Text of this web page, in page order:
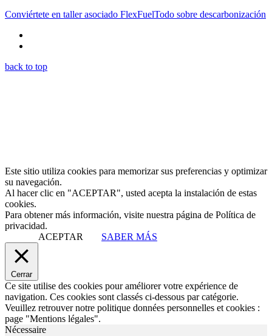
Conviértete en taller asociado FlexFuelTodo sobre descarbonización
back to top
Este sitio utiliza cookies para memorizar sus preferencias y optimizar
su navegación.
Al hacer clic en "ACEPTAR", usted acepta la instalación de estas
cookies.
Para obtener más información, visite nuestra página de Política de
privacidad.
ACEPTAR
SABER MÁS
Cerrar
Ce site utilise des cookies pour améliorer votre expérience de
navigation. Ces cookies sont classés ci-dessous par catégorie.
Veuillez retrouver notre politique données personnelles et cookies :
page "Mentions légales".
Nécessaire